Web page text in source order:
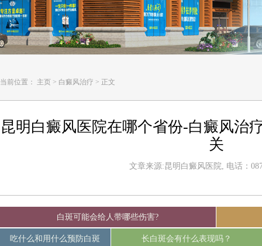
当前位置： 主页 > 白癜风治疗 > 正文
昆明白癜风医院在哪个省份-白癜风治
关
文章来源:昆明白癜风医院, 电话：
白斑可能会给人带哪些伤害?
吃什么和用什么预防白斑 长白斑会有什么表现吗？